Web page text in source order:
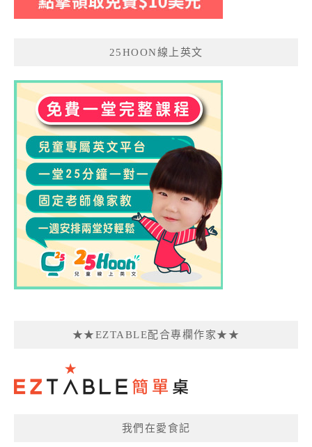
25HOON線上英文
★★EZTABLE配合專欄作家★★
我們在愛食記